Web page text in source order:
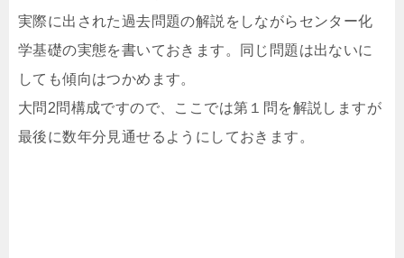
実際に出された過去問題の解説をしながらセンター化
学基礎の実態を書いておきます。同じ問題は出ないに
しても傾向はつかめます。
大問2問構成ですので、ここでは第１問を解説しますが
最後に数年分見通せるようにしておきます。